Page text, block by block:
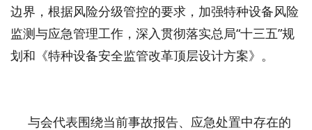
边界，根据风险分级管控的要求，加强特种设备风险
监测与应急管理工作，深入贯彻落实总局“十三五”规
划和《特种设备安全监管改革顶层设计方案》。
与会代表围绕当前事故报告、应急处置中存在的